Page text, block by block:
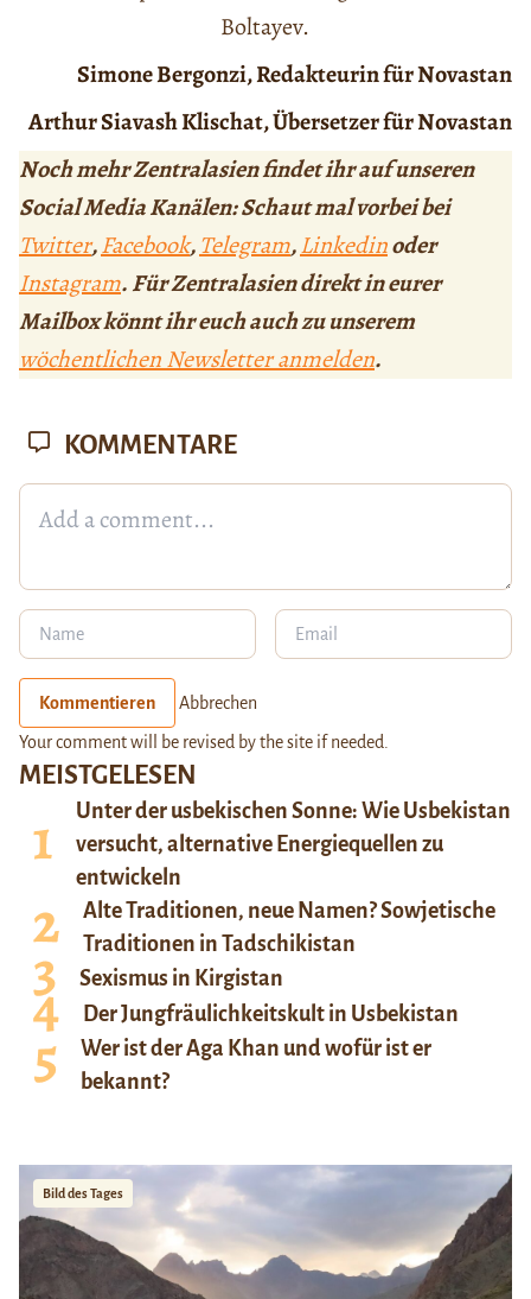
Boltayev.
Simone Bergonzi, Redakteurin für Novastan
Arthur Siavash Klischat, Übersetzer für Novastan
Noch mehr Zentralasien findet ihr auf unseren
Social Media Kanälen: Schaut mal vorbei bei
Twitter,Facebook,Telegram,Linkedinoder
Instagram. Für Zentralasien direkt in eurer
Mailbox könnt ihr euch auch zu unserem
wöchentlichen Newsletter anmelden.
MEISTGELESEN
Unter der usbekischen Sonne: Wie Usbekistan
versucht, alternative Energiequellen zu
entwickeln
Alte Traditionen, neue Namen? Sowjetische
Traditionen in Tadschikistan
Sexismus in Kirgistan
Der Jungfräulichkeitskult in Usbekistan
Wer ist der Aga Khan und wofür ist er
bekannt?
Bild des Tages
KOMMENTARE
Kommentieren Abbrechen
Your comment will be revised by the site if needed.